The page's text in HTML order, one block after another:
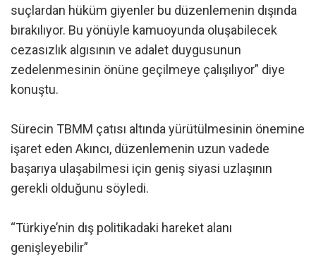
suçlardan hüküm giyenler bu düzenlemenin dışında
bırakılıyor. Bu yönüyle kamuoyunda oluşabilecek
cezasızlık algısının ve adalet duygusunun
zedelenmesinin önüne geçilmeye çalışılıyor” diye
konuştu.
Sürecin TBMM çatısı altında yürütülmesinin önemine
işaret eden Akıncı, düzenlemenin uzun vadede
başarıya ulaşabilmesi için geniş siyasi uzlaşının
gerekli olduğunu söyledi.
“Türkiye’nin dış politikadaki hareket alanı
genişleyebilir”